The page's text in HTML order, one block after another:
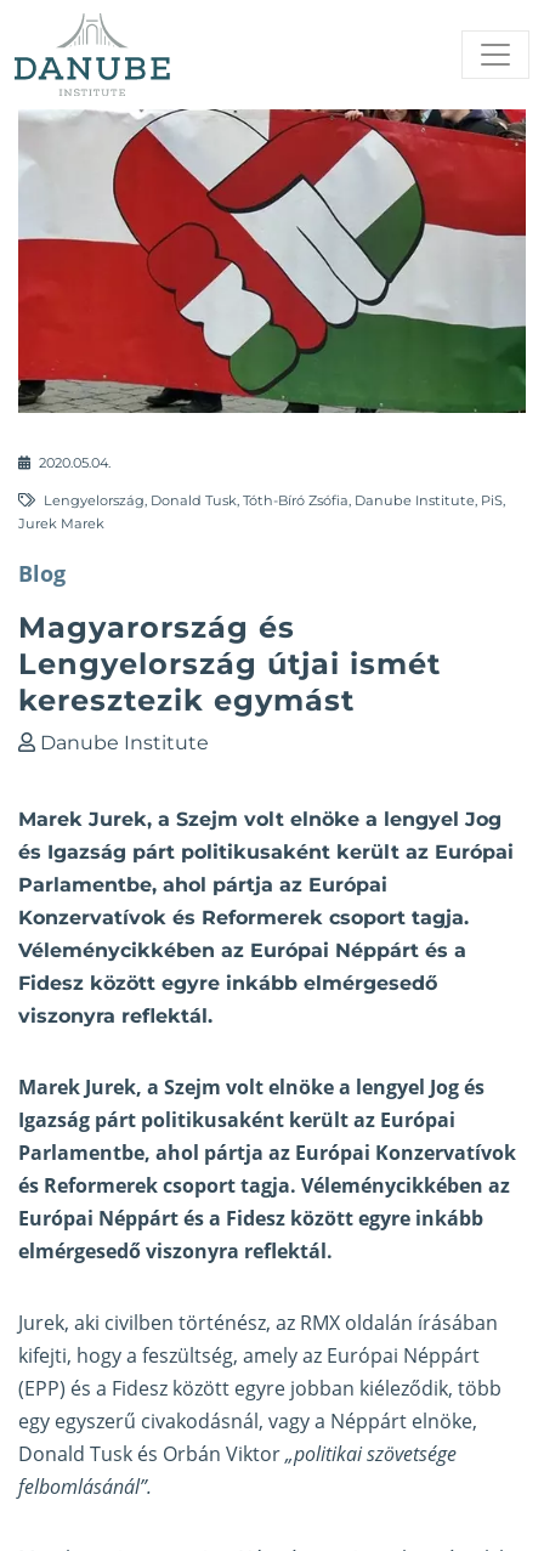
2020.05.04.
Lengyelország, Donald Tusk, Tóth-Bíró Zsófia, Danube Institute, PiS,
Jurek Marek
Blog
Magyarország és
Lengyelország útjai ismét
keresztezik egymást
Danube Institute
Marek Jurek, a Szejm volt elnöke a lengyel Jog
és Igazság párt politikusaként került az Európai
Parlamentbe, ahol pártja az Európai
Konzervatívok és Reformerek csoport tagja.
Véleménycikkében az Európai Néppárt és a
Fidesz között egyre inkább elmérgesedő
viszonyra reflektál.
Marek Jurek, a Szejm volt elnöke a lengyel Jog és
Igazság párt politikusaként került az Európai
Parlamentbe, ahol pártja az Európai Konzervatívok
és Reformerek csoport tagja. Véleménycikkében az
Európai Néppárt és a Fidesz között egyre inkább
elmérgesedő viszonyra reflektál.
Jurek, aki civilben történész, az RMX oldalán írásában
kifejti, hogy a feszültség, amely az Európai Néppárt
(EPP) és a Fidesz között egyre jobban kiéleződik, több
egy egyszerű civakodásnál, vagy a Néppárt elnöke,
Donald Tusk és Orbán Viktor„politikai szövetsége
felbomlásánál”.